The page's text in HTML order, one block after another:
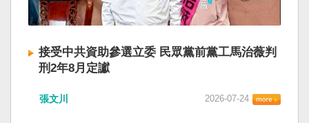
接受中共資助參選立委 民眾黨前黨工馬治薇判
刑2年8月定讞
張文川 2026-07-24